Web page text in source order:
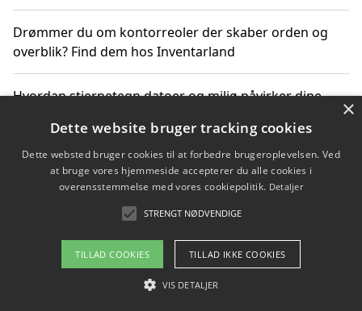
Drømmer du om kontorreoler der skaber orden og
overblik? Find dem hos Inventarland
Hvordan stjernetegn datoer og miljø påvirker dine
Bæredygtige gadgets til en grønnere hverdag
Om / kontakt
Blog Betingelser
×
Dette website bruger tracking cookies
Dette websted bruger cookies til at forbedre brugeroplevelsen. Ved
at bruge vores hjemmeside accepterer du alle cookies i
overensstemmelse med vores cookiepolitik. Detaljer
STRENGT NØDVENDIGE
TILLAD COOKIES TILLAD IKKE COOKIES
VIS DETALJER